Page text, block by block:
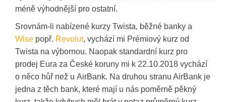
méně výhodnější pro ostatní.
Srovnám-li nabízené kurzy Twista, běžné banky a
Wise popř. Revolut, vychází mi Prémiový kurz od
Twista na výbornou. Naopak standardní kurz pro
prodej Eura za České koruny mi k 22.10.2018 vychází
o něco hůř než u AirBank. Na druhou stranu AirBank je
jedna z těch bank, které mají u nás poměrně pěkný